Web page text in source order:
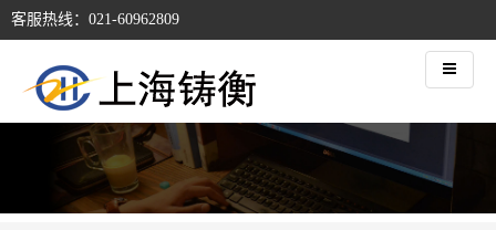
客服热线：021-60962809